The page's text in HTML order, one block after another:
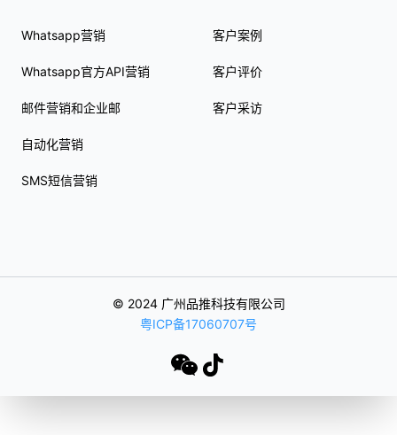
Whatsapp营销
Whatsapp官方API营销
邮件营销和企业邮
自动化营销
SMS短信营销
客户案例
客户评价
客户采访
© 2024 广州品推科技有限公司
粤ICP备17060707号